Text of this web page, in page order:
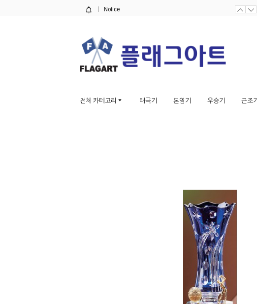
Notice
전체 카테고리 태극기 본염기 우승기 근조기